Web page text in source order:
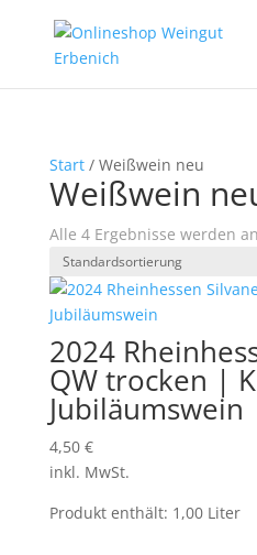
Start/ Weißwein neu
Weißwein
Alle 4 Ergebnisse werden
2024
QW trocken |
Jubiläumswein
4,50 €
inkl. MwSt.
Produkt enthält: 1,00 Liter